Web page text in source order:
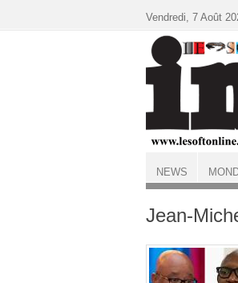
ACCUEIL
Jean-
Vendredi, 7 Août
NEWS